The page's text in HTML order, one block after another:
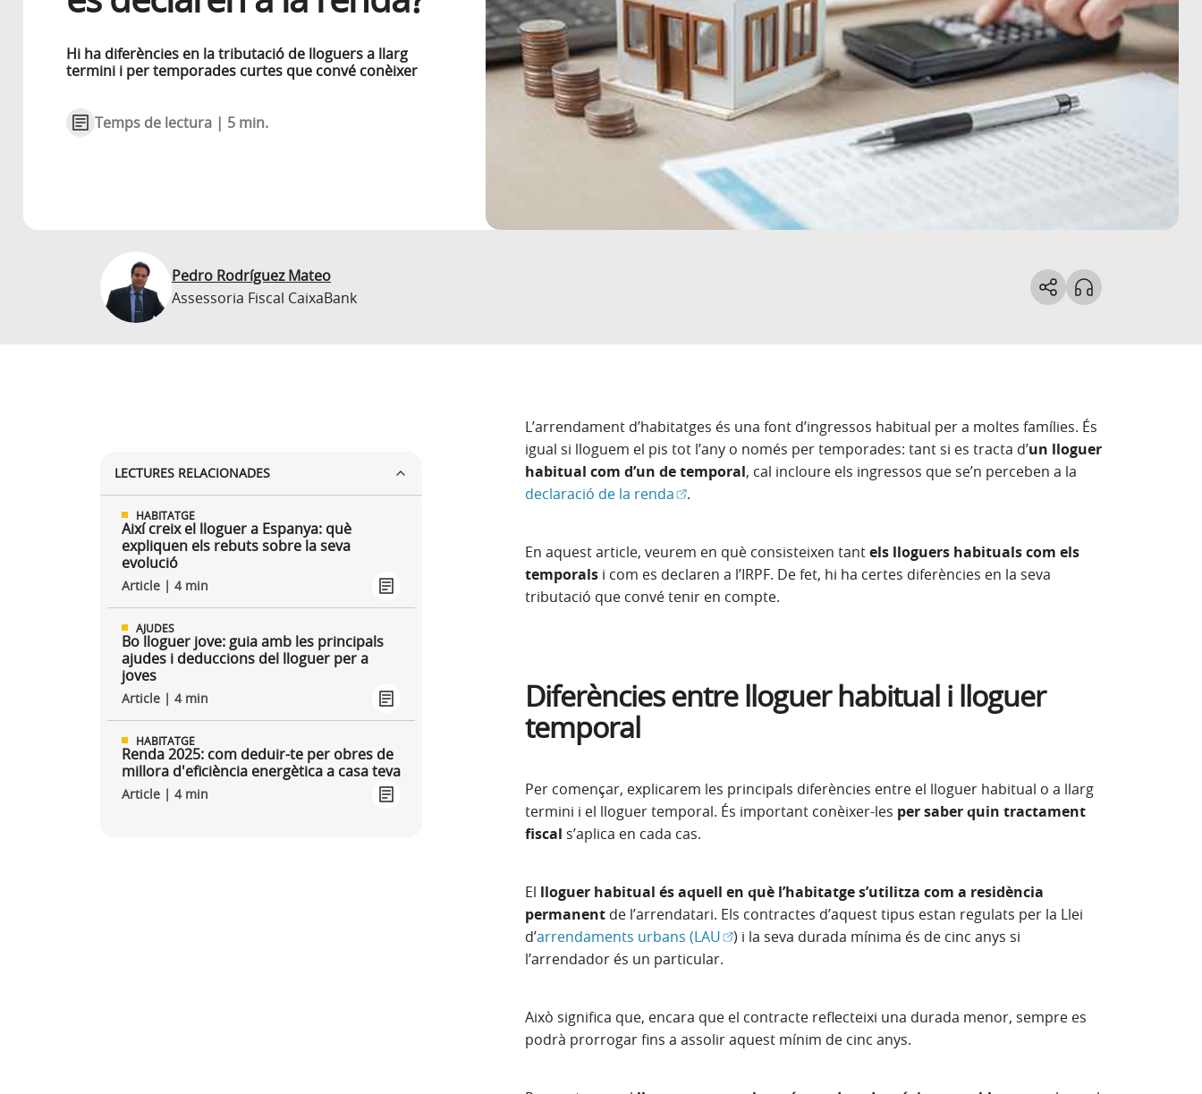
Hi ha diferències en la tributació de lloguers a llarg
termini i per temporades curtes que convé conèixer
Temps de lectura | 5 min.
Pedro Rodríguez Mateo
Assessoria Fiscal CaixaBank
LECTURES RELACIONADES
HABITATGE
Així creix el lloguer a Espanya: què
expliquen els rebuts sobre la seva
evolució
Article | 4 min
AJUDES
Bo lloguer jove: guia amb les principals
ajudes i deduccions del lloguer per a
joves
Article | 4 min
HABITATGE
Renda 2025: com deduir-te per obres de
millora d'eficiència energètica a casa teva
Article | 4 min
L’arrendament d’habitatges és una font d’ingressos habitual per a moltes famílies. És
igual si lloguem el pis tot l’any o només per temporades: tant si es tracta d’un lloguer
habitual com d’un de temporal, cal incloure els ingressos que se’n perceben a la
declaració de la renda(Obre en finestra nova)
.
En aquest article, veurem en què consisteixen tantels lloguers habituals com els
temporalsi com es declaren a l’IRPF. De fet, hi ha certes diferències en la seva
tributació que convé tenir en compte.
Diferències entre lloguer habitual i lloguer
temporal
Per començar, explicarem les principals diferències entre el lloguer habitual o a llarg
termini i el lloguer temporal. És important conèixer-les per saber quin tractament
fiscal s’aplica en cada cas.
El lloguer habitual és aquell en què l’habitatge s’utilitza com a residència
permanentde l’arrendatari. Els contractes d’aquest tipus estan regulats per la Llei
d’arrendaments urbans (LAU(Obre en finestra nova)
) i la seva durada mínima és de cinc anys si
l’arrendador és un particular.
Això significa que, encara que el contracte reflecteixi una durada menor, sempre es
podrà prorrogar fins a assolir aquest mínim de cinc anys.